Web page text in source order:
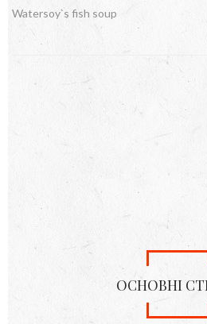
Watersoy`s fish soup
ОСНОВНІ